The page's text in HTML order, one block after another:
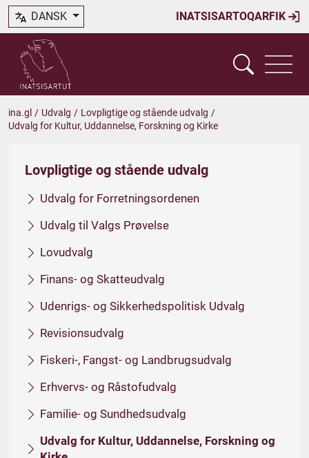
INATSISARTOQARFIK
DANSK
ina.gl / Udvalg / Lovpligtige og stående udvalg /
Udvalg for Kultur, Uddannelse, Forskning og Kirke
Lovpligtige og stående udvalg
Udvalg for Forretningsordenen
Udvalg til Valgs Prøvelse
Lovudvalg
Finans- og Skatteudvalg
Udenrigs- og Sikkerhedspolitisk Udvalg
Revisionsudvalg
Fiskeri-, Fangst- og Landbrugsudvalg
Erhvervs- og Råstofudvalg
Familie- og Sundhedsudvalg
Udvalg for Kultur, Uddannelse, Forskning og